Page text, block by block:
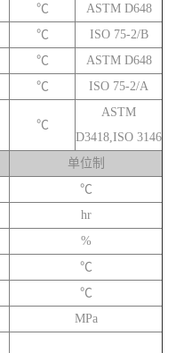
℃
ASTM D648
℃
ISO 75-2/B
℃
ASTM D648
℃ ISO 75-2/A
℃
ASTM
D3418,ISO 3146
单位制
℃
hr
%
℃
℃
MPa